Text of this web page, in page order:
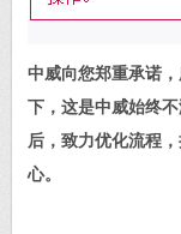
中威向您郑重承诺
下，这是中威始终
后，致力优化流程
心。